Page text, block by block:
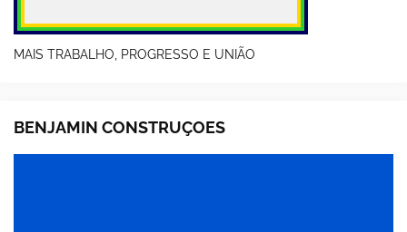
MAIS TRABALHO, PROGRESSO E UNIÃO
BENJAMIN CONSTRUÇOES